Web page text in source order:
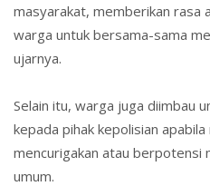
masyarakat, memberikan rasa
warga untuk bersama-sama
ujarnya.
Selain itu, warga juga diimbau
kepada pihak kepolisian
mencurigakan atau berpotensi
umum.